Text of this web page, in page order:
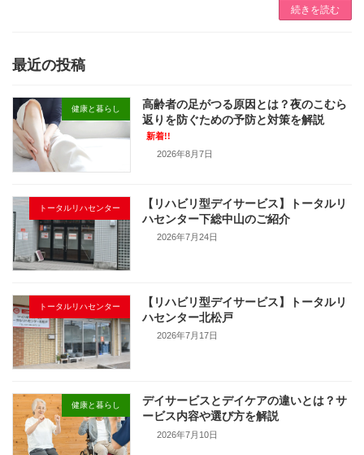
続きを読む
最近の投稿
健康と暮らし
高齢者の足がつる原因とは？夜のこむら
返りを防ぐための予防と対策を解説
新着!!
2026年8月7日
トータルリハセンター
【リハビリ型デイサービス】トータルリ
ハセンター下総中山のご紹介
2026年7月24日
トータルリハセンター
【リハビリ型デイサービス】トータルリ
ハセンター北松戸
2026年7月17日
健康と暮らし
デイサービスとデイケアの違いとは？サ
ービス内容や選び方を解説
2026年7月10日